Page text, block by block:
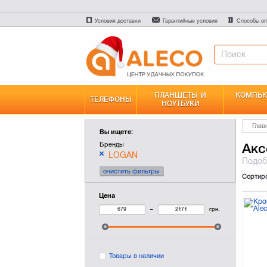
Условия доставки Гарантийные условия Способы
ТЕЛЕФОНЫ
ПЛАНШЕТЫ И
НОУТБУКИ
Вы ищете:
Бренды
LOGAN
очистить фильтры
Цена
– грн.
Товары в наличии